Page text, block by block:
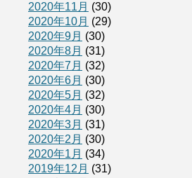
2020年11月 (30)
2020年10月 (29)
2020年9月 (30)
2020年8月 (31)
2020年7月 (32)
2020年6月 (30)
2020年5月 (32)
2020年4月 (30)
2020年3月 (31)
2020年2月 (30)
2020年1月 (34)
2019年12月 (31)